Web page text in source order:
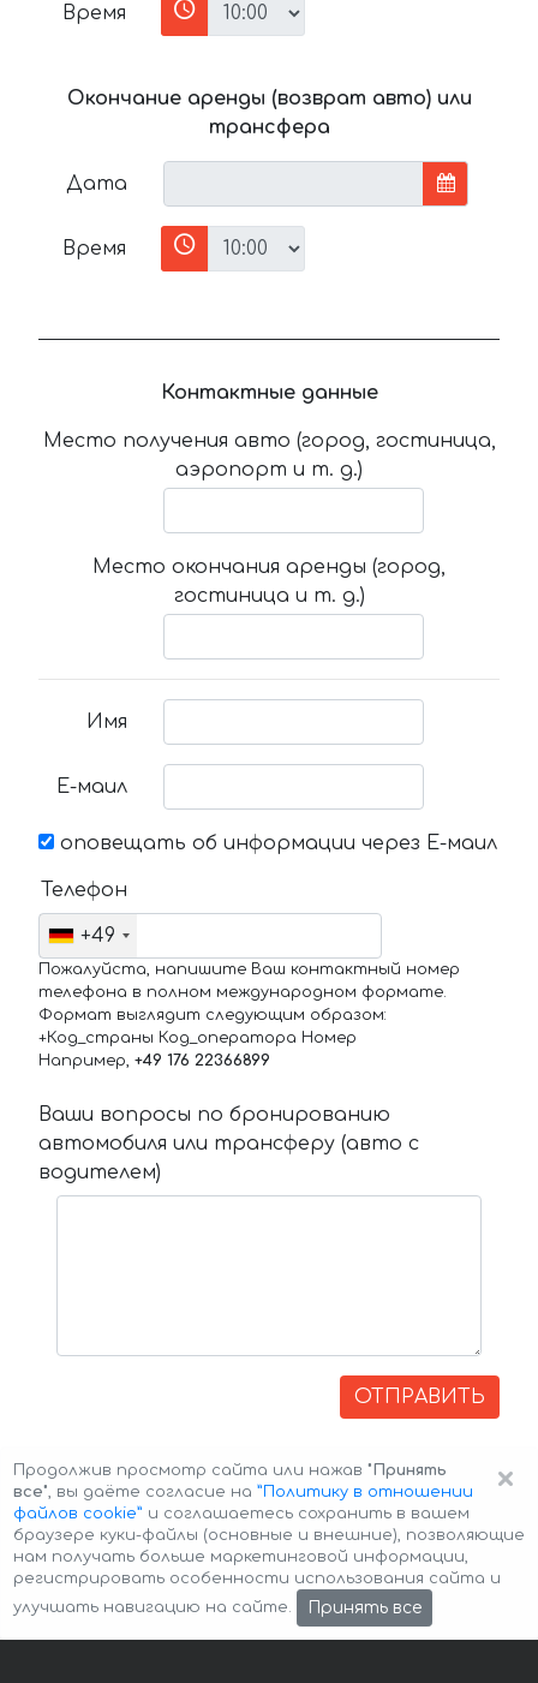
Время
Окончание аренды (возврат авто) или
трансфера
Дата
Время
Контактные данные
Место получения авто (город, гостиница,
аэропорт и т. д.)
Место окончания аренды (город,
гостиница и т. д.)
Имя
Е-маил
оповещать об информации через Е-маил
Телефон
+49
Пожалуйста, напишите Ваш контактный номер
телефона в полном международном формате.
Формат выглядит следующим образом:
+Код_страны Код_оператора Номер
Например, +49 176 22366899
Ваши вопросы по бронированию
автомобиля или трансферу (авто с
водителем)
ОТПРАВИТЬ
Авторские права © 2026 Авто-Аренда Cookie Policy
×
Продолжив просмотр сайта или нажав "Принять
все", вы даёте согласие на ”Политику в отношении
файлов cookie” и соглашаетесь сохранить в вашем
браузере куки-файлы (основные и внешние), позволяющие
нам получать больше маркетинговой информации,
регистрировать особенности использования сайта и
улучшать навигацию на сайте.
Принять все